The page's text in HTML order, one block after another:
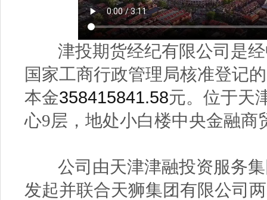
津投期货经纪有限公司是经
国家工商行政管理局核准登记
本金358415841.58元。位于天
心9层，地处小白楼中央金融商
公司由天津津融投资服务集
发起并联合天狮集团有限公司